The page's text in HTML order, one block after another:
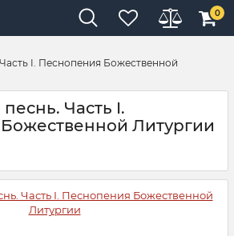
0
I. Песнопения Божественной
Часть I.
Литургии